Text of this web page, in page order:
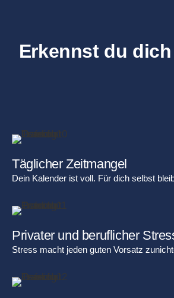
Erkennst du
Täglicher Zeitmangel
Dein Kalender ist voll. Für dich selbst
Privater und beruflicher
Stress macht jeden guten Vorsatz